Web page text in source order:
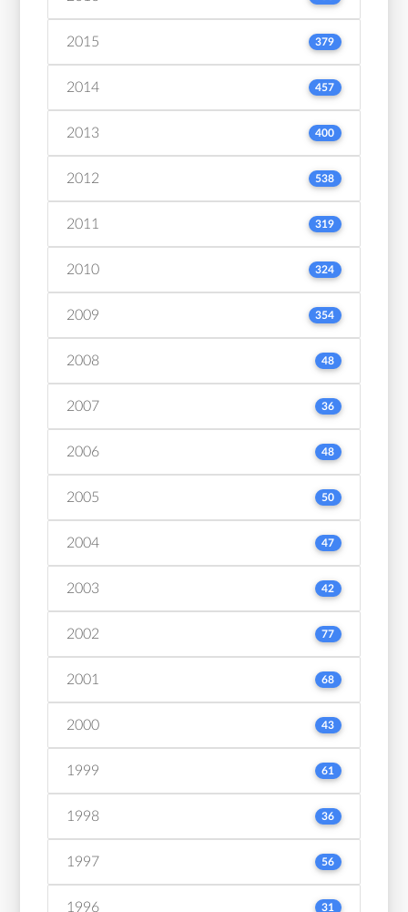
2015 379
2014 457
2013 400
2012 538
2011 319
2010 324
2009 354
2008 48
2007 36
2006 48
2005 50
2004 47
2003 42
2002 77
2001 68
2000 43
1999 61
1998 36
1997 56
1996 31